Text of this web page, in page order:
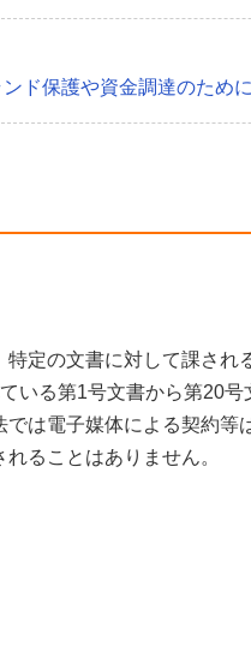
ド保護や資金調達のために
定の文書に対して課され
いる第1号文書から第20号
は電子媒体による契約等
ることはありません。